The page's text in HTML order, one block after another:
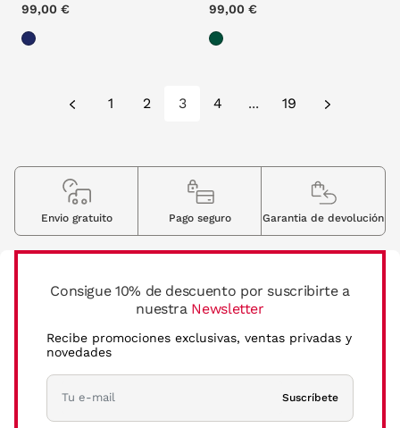
99,00 € 99,00 €
1 2 3 4 ... 19
Consigue 10% de descuento por suscribirte a
nuestra Newsletter
Recibe promociones exclusivas, ventas privadas y
novedades
Suscríbete
Envio gratuito Pago seguro Garantia de devolución